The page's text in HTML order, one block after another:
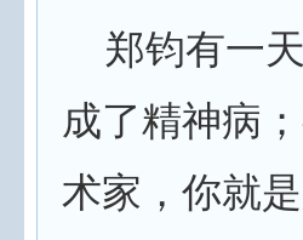
郑钧有一天
成了精神病
术家，你就